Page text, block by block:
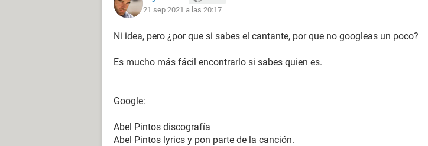
Configuración:iPhone / Safari 14.1.2
21 sep 2021 a las 20:17
Ni idea, pero ¿por que si sabes el cantante, por que no googleas un poco?
Es mucho más fácil encontrarlo si sabes quien es.
Google:
Abel Pintos discografía
Abel Pintos lyrics y pon parte de la canción.